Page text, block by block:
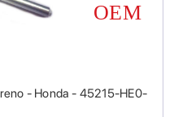
- Honda - 45215-HE0-